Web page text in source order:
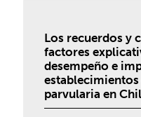
Los recuerdos y
factores
desempeño e
parvularia en